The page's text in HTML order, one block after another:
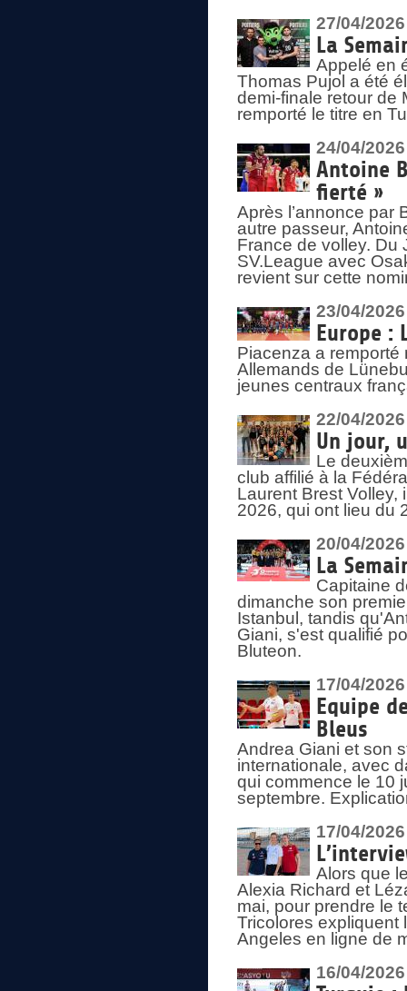
27/04/2026
La
Appelé en
Thomas Pujol a été
demi-finale retour de
remporté le titre en
24/04/2026
Antoine
fierté »
Après l’annonce par
autre passeur,
France de volley. Du
SV.League avec
revient sur cette
23/04/2026
Europe :
Piacenza a remporté
Allemands de
jeunes centraux
22/04/2026
Un jour,
Le
club affilié à la
Laurent Brest Volley,
2026, qui ont lieu du
20/04/2026
La
Capitaine
dimanche son
Istanbul, tandis
Giani, s'est qualifié
Bluteon.
17/04/2026
Equipe
Bleus
Andrea Giani et son
internationale, avec
qui commence le 10
septembre.
17/04/2026
Alors que
Alexia Richard et
mai, pour prendre le
Tricolores expliquent
Angeles en ligne de
16/04/2026